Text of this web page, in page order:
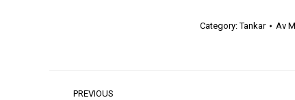
Category:Tankar Av
Post
PREVIOUS